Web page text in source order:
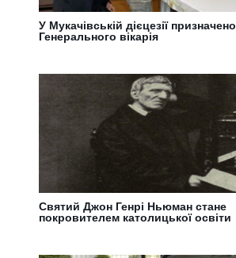
У Мукачівській дієцезії призначено
Генерального вікарія
Святий Джон Генрі Ньюман стане
покровителем католицької освіти